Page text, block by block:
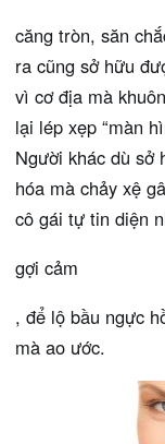
căng tròn, săn
ra cũng sở hữu
vì cơ địa mà
lại lép xẹp “màn
Người khác dù sở
hóa mà chảy xệ
cô gái tự tin diện
gợi cảm
, để lộ bầu ngực
mà ao ước.